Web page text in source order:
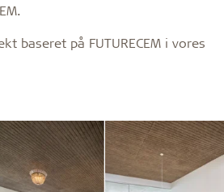
baseret på FUTURECEM i vores